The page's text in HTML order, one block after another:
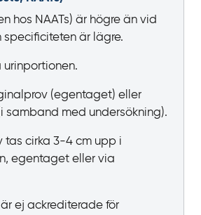
hos NAATs) är högre än vid
specificiteten är lägre.
urinportionen.
(egentaget) eller
samband med undersökning).
tas cirka 3‍-‍4 cm upp i
egentaget eller via
ej ackrediterade för